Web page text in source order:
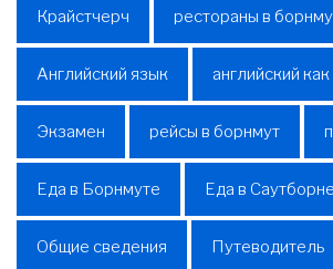
Крайстчерч рестораны в
Английский язык английский
Экзамен рейсы в борнмут
Еда в Борнмуте Еда в Саутборне
Общие сведения Путеводитель